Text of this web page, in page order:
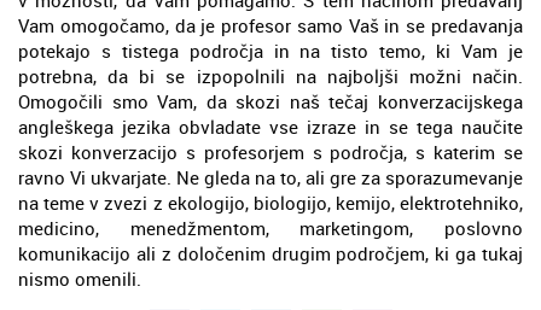
Vam omogočamo, da je profesor samo Vaš in se predavanja
potekajo s tistega področja in na tisto temo, ki Vam je
potrebna, da bi se izpopolnili na najboljši možni način.
Omogočili smo Vam, da skozi naš tečaj konverzacijskega
angleškega jezika obvladate vse izraze in se tega naučite
skozi konverzacijo s profesorjem s področja, s katerim se
ravno Vi ukvarjate. Ne gleda na to, ali gre za sporazumevanje
na teme v zvezi z ekologijo, biologijo, kemijo, elektrotehniko,
medicino, menedžmentom, marketingom, poslovno
komunikacijo ali z določenim drugim področjem, ki ga tukaj
nismo omenili.